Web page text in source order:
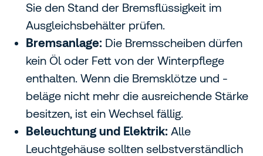
Sie den Stand der Bremsflüssigkeit im
Ausgleichsbehälter prüfen.
Bremsanlage: Die Bremsscheiben dürfen
kein Öl oder Fett von der Winterpflege
enthalten. Wenn die Bremsklötze und -
beläge nicht mehr die ausreichende Stärke
besitzen, ist ein Wechsel fällig.
Beleuchtung und Elektrik: Alle
Leuchtgehäuse sollten selbstverständlich